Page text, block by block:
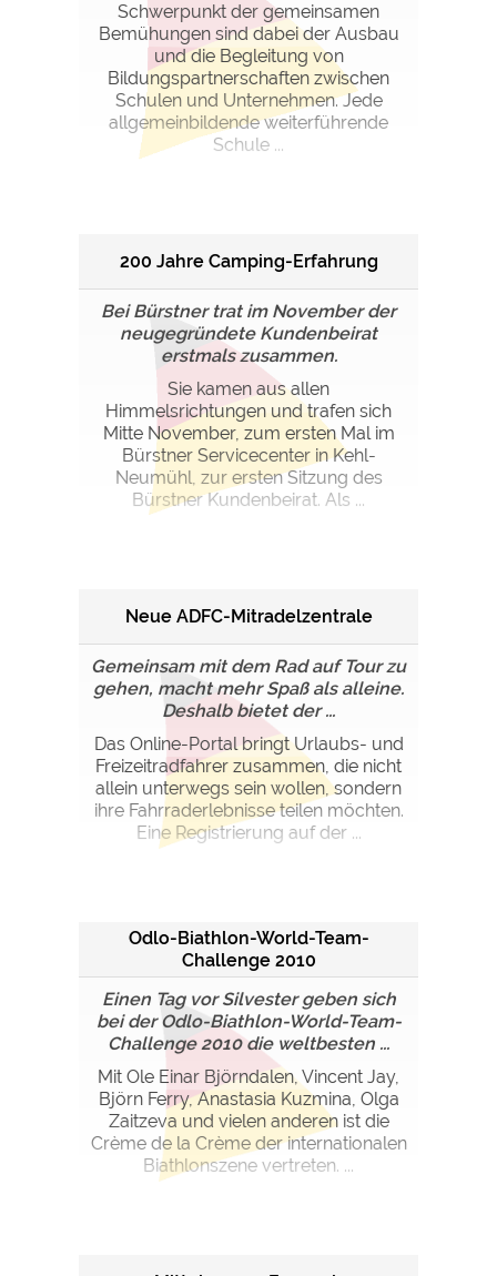
Schwerpunkt der gemeinsamen
Bemühungen sind dabei der Ausbau
und die Begleitung von
Bildungspartnerschaften zwischen
Schulen und Unternehmen. Jede
allgemeinbildende weiterführende
Schule ...
200 Jahre Camping-Erfahrung
Bei Bürstner trat im November der
neugegründete Kundenbeirat
erstmals zusammen.
Sie kamen aus allen
Himmelsrichtungen und trafen sich
Mitte November, zum ersten Mal im
Bürstner Servicecenter in Kehl-
Neumühl, zur ersten Sitzung des
Bürstner Kundenbeirat. Als ...
Neue ADFC-Mitradelzentrale
Gemeinsam mit dem Rad auf Tour zu
gehen, macht mehr Spaß als alleine.
Deshalb bietet der ...
Das Online-Portal bringt Urlaubs- und
Freizeitradfahrer zusammen, die nicht
allein unterwegs sein wollen, sondern
ihre Fahrraderlebnisse teilen möchten.
Eine Registrierung auf der ...
Odlo-Biathlon-World-Team-
Challenge 2010
Einen Tag vor Silvester geben sich
bei der Odlo-Biathlon-World-Team-
Challenge 2010 die weltbesten ...
Mit Ole Einar Björndalen, Vincent Jay,
Björn Ferry, Anastasia Kuzmina, Olga
Zaitzeva und vielen anderen ist die
Crème de la Crème der internationalen
Biathlonszene vertreten. ...